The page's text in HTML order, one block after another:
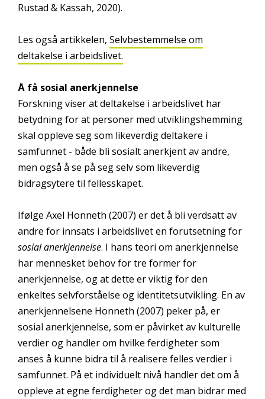
Rustad & Kassah, 2020).
Les også artikkelen, Selvbestemmelse om
deltakelse i arbeidslivet.
Å få sosial anerkjennelse
Forskning viser at deltakelse i arbeidslivet har
betydning for at personer med utviklingshemming
skal oppleve seg som likeverdig deltakere i
samfunnet - både bli sosialt anerkjent av andre,
men også å se på seg selv som likeverdig
bidragsytere til fellesskapet.
Ifølge Axel Honneth (2007) er det å bli verdsatt av
andre for innsats i arbeidslivet en forutsetning for
sosial anerkjennelse. I hans teori om anerkjennelse
har mennesket behov for tre former for
anerkjennelse, og at dette er viktig for den
enkeltes selvforståelse og identitetsutvikling. En av
anerkjennelsene Honneth (2007) peker på, er
sosial anerkjennelse, som er påvirket av kulturelle
verdier og handler om hvilke ferdigheter som
anses å kunne bidra til å realisere felles verdier i
samfunnet. På et individuelt nivå handler det om å
oppleve at egne ferdigheter og det man bidrar med